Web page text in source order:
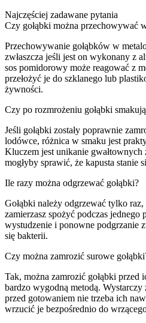
Najczęściej zadawane pytania
Czy gołąbki można przechowywać
Przechowywanie gołąbków w
zwłaszcza jeśli jest on wykonany z
sos pomidorowy może reagować z
przełożyć je do szklanego lub
żywności.
Czy po rozmrożeniu gołąbki
Jeśli gołąbki zostały poprawnie
lodówce, różnica w smaku jest
Kluczem jest unikanie gwałtownych
mogłyby sprawić, że kapusta stanie
Ile razy można odgrzewać gołąbki?
Gołąbki należy odgrzewać tylko
zamierzasz spożyć podczas jednego
wystudzenie i ponowne podgrzanie
się bakterii.
Czy można zamrozić surowe
Tak, można zamrozić gołąbki przed
bardzo wygodną metodą.
przed gotowaniem nie trzeba ich
wrzucić je bezpośrednio do